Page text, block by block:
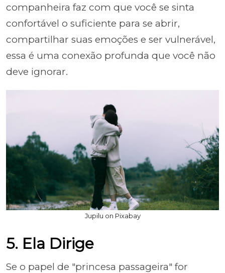
companheira faz com que você se sinta
confortável o suficiente para se abrir,
compartilhar suas emoções e ser vulnerável,
essa é uma conexão profunda que você não
deve ignorar.
Jupilu on Pixabay
5. Ela Dirige
Se o papel de "princesa passageira" for